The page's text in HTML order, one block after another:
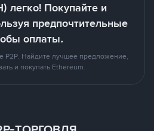
легко! Покупайте и
предпочтительные
оплаты.
P2P. Найдите лучшее предложение,
и покупать Ethereum.